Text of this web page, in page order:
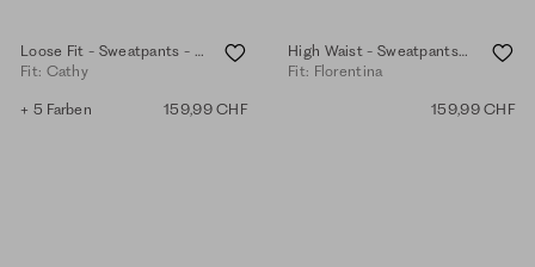
Loose Fit - Sweatpants - black
Fit: Cathy
+ 5 Farben 159,99 CHF
High Waist - Sweatpants - eggshell
Fit: Florentina
159,99 CHF